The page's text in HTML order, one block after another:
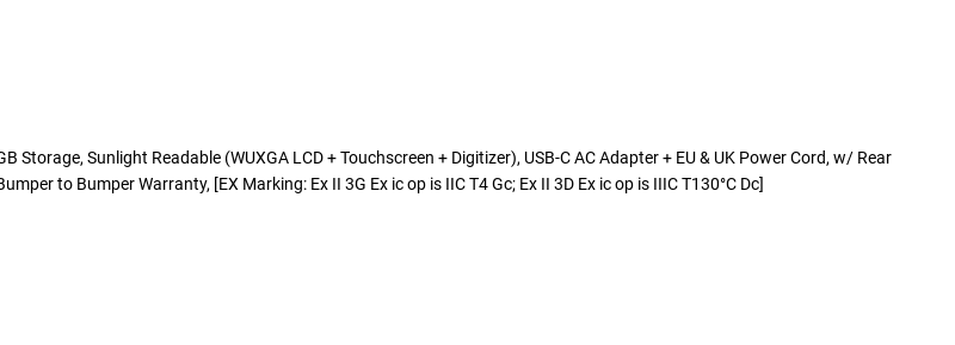
Storage, Sunlight Readable (WUXGA LCD + Touchscreen + Digitizer), USB-C AC Adapter + EU & UK Power Cord, w/ Rear
to Bumper Warranty, [EX Marking: Ex II 3G Ex ic op is IIC T4 Gc; Ex II 3D Ex ic op is IIIC T130°C Dc]